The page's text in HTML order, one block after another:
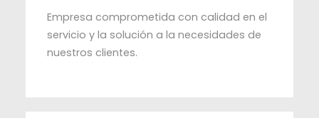
Empresa comprometida con calidad en el
servicio y la solución a la necesidades de
nuestros clientes.